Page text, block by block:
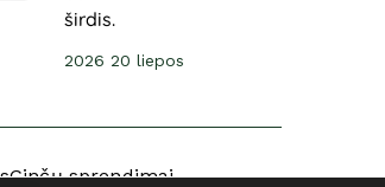
širdis.
2026 20 liepos
Ginčų sprendimai